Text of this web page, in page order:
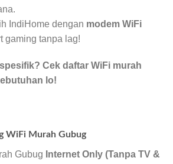
IndiHome dengan modem WiFi
gaming tanpa lag!
Cek daftar WiFi murah
lo!
WiFi Murah Gubug
Gubug Internet Only (Tanpa TV &